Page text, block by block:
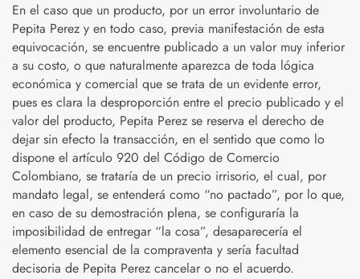
En el caso que un producto, por un error involuntario de
Pepita Perez y en todo caso, previa manifestación de esta
equivocación, se encuentre publicado a un valor muy inferior
a su costo, o que naturalmente aparezca de toda lógica
económica y comercial que se trata de un evidente error,
pues es clara la desproporción entre el precio publicado y el
valor del producto, Pepita Perez se reserva el derecho de
dejar sin efecto la transacción, en el sentido que como lo
dispone el artículo 920 del Código de Comercio
Colombiano, se trataría de un precio irrisorio, el cual, por
mandato legal, se entenderá como “no pactado”, por lo que,
en caso de su demostración plena, se configuraría la
imposibilidad de entregar “la cosa”, desaparecería el
elemento esencial de la compraventa y sería facultad
decisoria de Pepita Perez cancelar o no el acuerdo.